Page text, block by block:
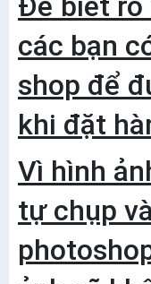
các bạn
shop để
khi đặt
Vì hình
tự chụp